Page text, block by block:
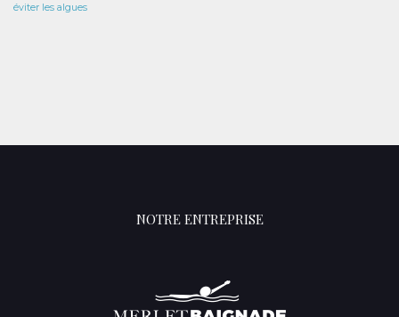
éviter les algues
NOTRE ENTREPRISE